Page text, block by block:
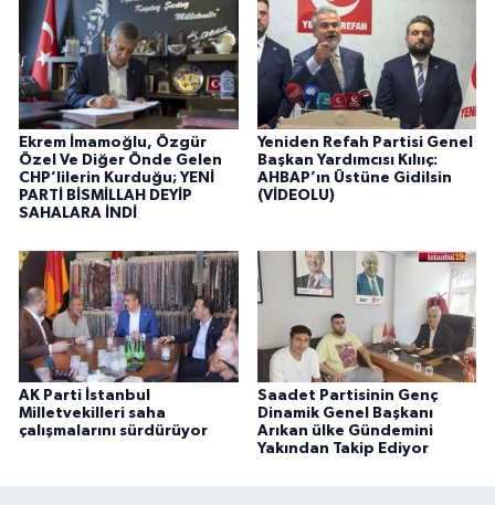
Ekrem İmamoğlu, Özgür
Özel Ve Diğer Önde Gelen
CHP’lilerin Kurduğu; YENİ
PARTİ BİSMİLLAH DEYİP
SAHALARA İNDİ
Yeniden Refah Partisi Genel
Başkan Yardımcısı Kılııç:
AHBAP’ın Üstüne Gidilsin
(VİDEOLU)
AK Parti İstanbul
Milletvekilleri saha
çalışmalarını sürdürüyor
Saadet Partisinin Genç
Dinamik Genel Başkanı
Arıkan ülke Gündemini
Yakından Takip Ediyor